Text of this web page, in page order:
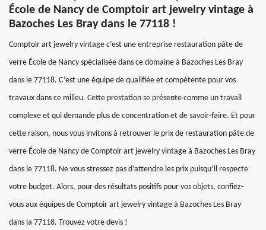
École de Nancy de Comptoir art jewelry vintage à
Bazoches Les Bray dans le 77118 !
Comptoir art jewelry vintage c’est une entreprise restauration pâte de
verre École de Nancy spécialisée dans ce domaine à Bazoches Les Bray
dans le 77118. C’est une équipe de qualifiée et compétente pour vos
travaux dans ce milieu. Cette prestation se présente comme un travail
complexe et qui demande plus de concentration et de savoir-faire. Et pour
cette raison, nous vous invitons à retrouver le prix de restauration pâte de
verre École de Nancy de Comptoir art jewelry vintage à Bazoches Les Bray
dans le 77118. Ne vous stressez pas d’attendre les prix puisqu’il respecte
votre budget. Alors, pour des résultats positifs pour vos objets, confiez-
vous aux équipes de Comptoir art jewelry vintage à Bazoches Les Bray
dans la 77118. Trouvez votre devis !